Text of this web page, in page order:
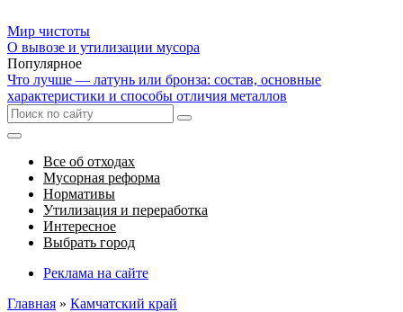
Мир чистоты
О вывозе и утилизации мусора
Популярное
Что лучше — латунь или бронза: состав, основные
характеристики и способы отличия металлов
Все об отходах
Мусорная реформа
Нормативы
Утилизация и переработка
Интересное
Выбрать город
Реклама на сайте
Главная » Камчатский край